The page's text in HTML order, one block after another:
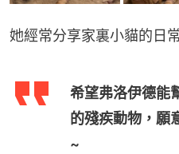
她經常分享家裏小貓的日
希望弗洛伊德能
的殘疾動物，願
~